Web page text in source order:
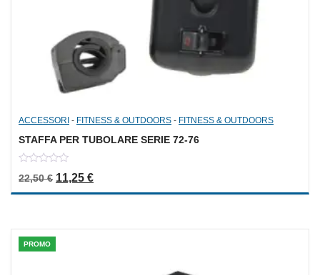
ACCESSORI - FITNESS & OUTDOORS - FITNESS & OUTDOORS
STAFFA PER TUBOLARE SERIE 72-76
out
of
22,50€ Il prezzo originale era: 22,50 €.
11,25 €Il prezzo attuale è: 11,25 €.
PROMO